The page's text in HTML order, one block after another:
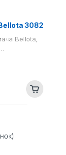
3082
Bellota,